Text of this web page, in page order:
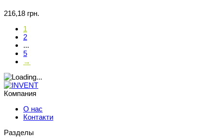
216,18 грн.
1
2
...
5
→
Компания
О нас
Контакти
Разделы